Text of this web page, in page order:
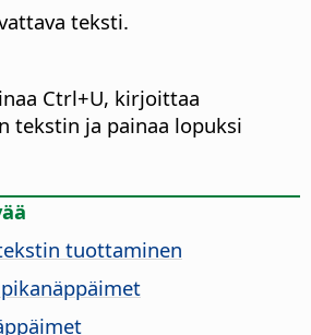
teksti.
Ctrl+U, kirjoittaa
tekstin ja painaa lopuksi
tuottaminen